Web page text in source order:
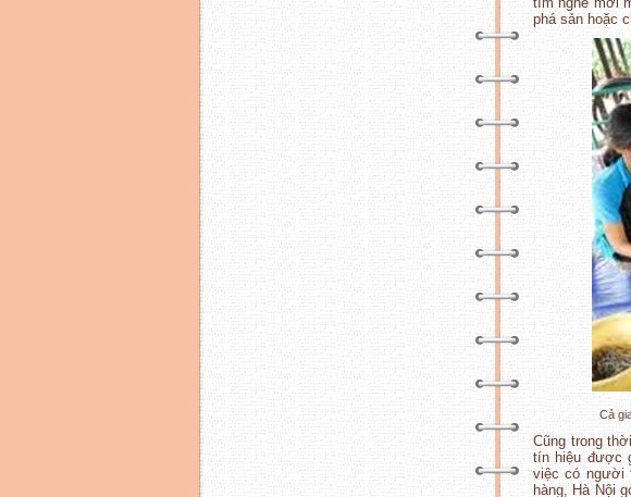
phá sản hoặc
Cả
Cũng trong
tín hiệu được
việc có người
hàng, Hà Nội